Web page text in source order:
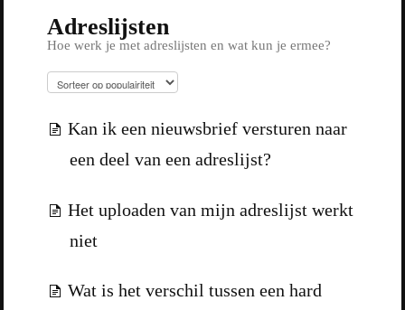
Adreslijsten
Hoe werk je met adreslijsten en wat kun je ermee?
Kan ik een nieuwsbrief versturen naar
een deel van een adreslijst?
Het uploaden van mijn adreslijst werkt
niet
Wat is het verschil tussen een hard